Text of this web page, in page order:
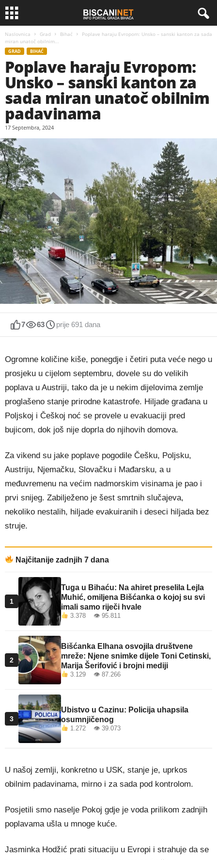
Naslovnica Grad Bihać
Poplave haraju Evropom: Unsko – sanski kanton za sada
miran unatoč obilnim...
GRAD BIHAĆ
Poplave haraju Evropom:
Unsko – sanski kanton za
sada miran unatoč obilnim
padavinama
17 Septembra, 2024
7 63 prije 691 dana
Ogromne količine kiše, ponegdje i četiri puta veće nego u
prosjeku u cijelom septembru, dovele su do velikih
poplava u Austriji, tako da je u nekim dijelovima zemlje
proglašeno stanje prirodne katastrofe. Hiljade građana u
Poljskoj i Češkoj noć se provele u evakuaciji pred
bujicom, dok još nije doprla do njihovih domova.
Za vikend su jake poplave pogodile Češku, Poljsku,
Austriju, Njemačku, Slovačku i Mađarsku, a u
međuvremenu na većim nadmorskim visinama je pao i
prvi snijeg. Zabilježeno je šest smrtnih slučajeva,
nekoliko nestalih, hiljade evakuiranih i deseci hiljada bez
struje.
Najčitanije zadnjih 7 dana
1
Tuga u Bihaću: Na ahiret preselila Lejla
Muhić, omiljena Bišćanka o kojoj su svi
imali samo riječi hvale
3.378 👁 95.811
2
Bišćanka Elhana osvojila društvene
mreže: Njene snimke dijele Toni Cetinski,
Marija Šerifović i brojni mediji
3.129 👁 87.266
3
Ubistvo u Cazinu: Policija uhapsila
osumnjičenog
1.272 👁 39.073
U našoj zemlji, konkretno u USK, stanje je, uprkos
obilnim padavinama, mirno i za sada pod kontrolom.
Posjetili smo naselje Pokoj gdje je voda prilikom zadnjih
poplavama ušla u mnoge kuće.
Jasminka Hodžić prati situaciju u Evropi i strahuje da se